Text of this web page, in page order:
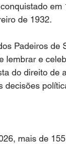
de 1932.
Padeiros de
lembrar e
do direito de
decisões
mais de